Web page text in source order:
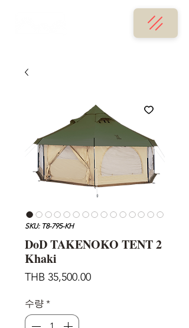
SKU: T8-795-KH
DoD TAKENOKO TENT 2
Khaki
THB 35,500.00가
수량 *